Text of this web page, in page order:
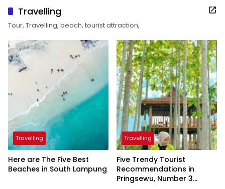
Travelling
Tour, Travelling, beach, tourist attraction,
Travelling
Here are The Five Best
Beaches in South Lampung
Travelling
Five Trendy Tourist
Recommendations in
Pringsewu, Number 3